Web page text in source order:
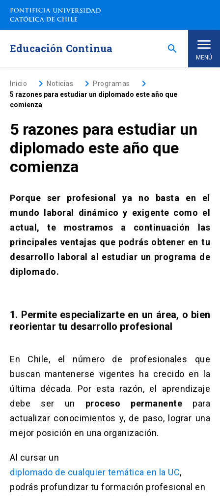
Saltar
contenido
Educación Continua search
MENÚ
Inicio
Nosotros
Programas de Estudio
Programas Corporativos
Noticias
enlace
se
abre
en
Portal Empresas keyboard_arrow_right
(El
enlace
pestaña)
Pagos y Convenios
en
una
Biblioteca launch
(El
abre
una
nueva
pestaña)
Mi Portal UC launch
(El
abre
una
nueva
pestaña)
(El
enlace
se
en
una
nueva
pestaña)
Inicio keyboard_arrow_rightNoticias keyboard_arrow_rightProgramas keyboard_arrow_right
5 razones para estudiar un diplomado este año que
comienza
5 razones para estudiar un
diplomado este año que
comienza
Porque ser profesional ya no basta en el
mundo laboral dinámico y exigente como el
actual, te mostramos a continuación las
principales ventajas que podrás obtener en tu
desarrollo laboral al estudiar un programa de
diplomado.
1. Permite especializarte en un área, o bien
reorientar tu desarrollo profesional
En Chile, el número de profesionales que
buscan mantenerse vigentes ha crecido en la
última década. Por esta razón, el aprendizaje
debe ser un proceso permanente para
actualizar conocimientos y, de paso, lograr una
mejor posición en una organización.
Al cursar un
diplomado de cualquier temática en la UC,
podrás profundizar tu formación profesional en